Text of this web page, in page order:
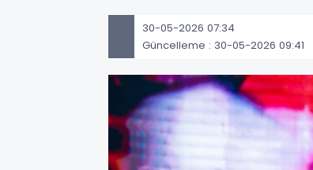
30-05-2026 07:34
Güncelleme : 30-05-2026 09:41